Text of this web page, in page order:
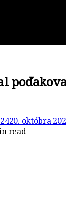
20. októbra
read